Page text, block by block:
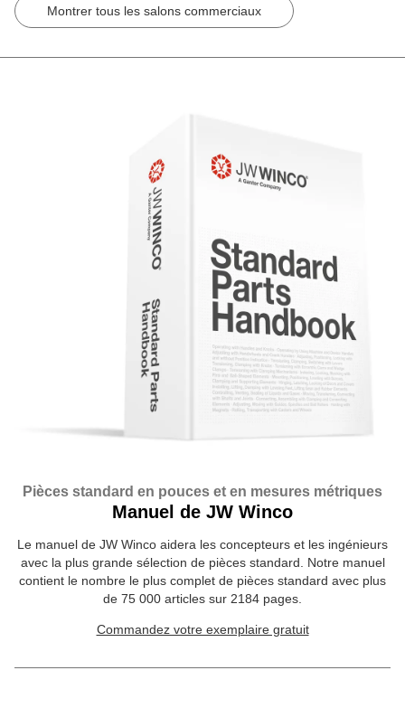
Montrer tous les salons commerciaux
Pièces standard en pouces et en mesures métriques
Manuel de JW Winco
Le manuel de JW Winco aidera les concepteurs et les ingénieurs
avec la plus grande sélection de pièces standard. Notre manuel
contient le nombre le plus complet de pièces standard avec plus
de 75 000 articles sur 2184 pages.
Commandez votre exemplaire gratuit